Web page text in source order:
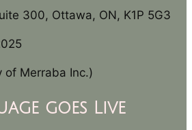
300, Ottawa, ON, K1P 5G3
of Merraba Inc.)
goes Live